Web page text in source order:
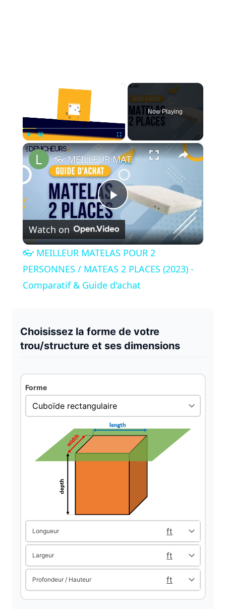
×
Play Unmute Fullscreen
Now Playing
×
P
l
a
V
d
e
o
👓 MEILLEUR MATELAS POUR 2 PERSONNES / MATEAS 2 PLACES (2023) - Comparatif & Guide d'achat
Watch on
👓 MEILLEUR MATELAS POUR 2
PERSONNES / MATEAS 2 PLACES (2023) -
Comparatif & Guide d'achat
Choisissez la forme de votre
trou/structure et ses dimensions
Forme
Longueur
Largeur
Profondeur / Hauteur